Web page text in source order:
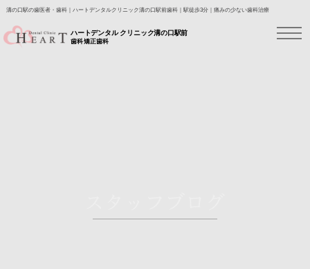
溝の口駅の歯医者・歯科｜ハートデンタルクリニック溝の口駅前歯科｜駅徒歩3分｜痛みの少ない歯科治療
ハートデンタル クリニック溝の口駅前
歯科 矯正歯科